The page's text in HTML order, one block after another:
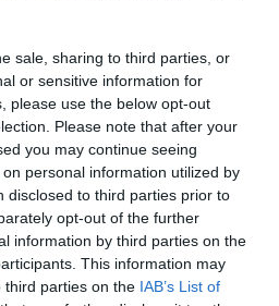
sale, sharing to third parties, or
or sensitive information for
please use the below opt-out
Please note that after your
you may continue seeing
personal information utilized by
disclosed to third parties prior to
opt-out of the further
information by third parties on the
This information may
third parties on the IAB’s List of